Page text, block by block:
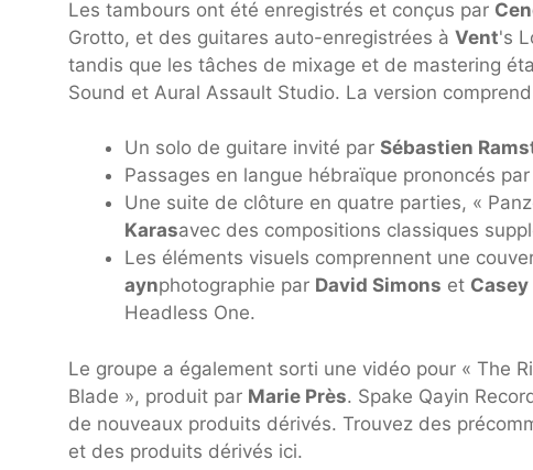
Les tambours ont été enregistrés et conçus par
Grotto, et des guitares auto-enregistrées à Vent's
tandis que les tâches de mixage et de mastering
Sound et Aural Assault Studio. La version
Un solo de guitare invité par Sébastien
Passages en langue hébraïque prononcés par
Une suite de clôture en quatre parties, «
Karasavec des compositions classiques
Les éléments visuels comprennent une
aynphotographie par David Simons et
Headless One.
Le groupe a également sorti une vidéo pour « The
Blade », produit par Marie Près. Spake Qayin
de nouveaux produits dérivés. Trouvez des
et des produits dérivés ici.